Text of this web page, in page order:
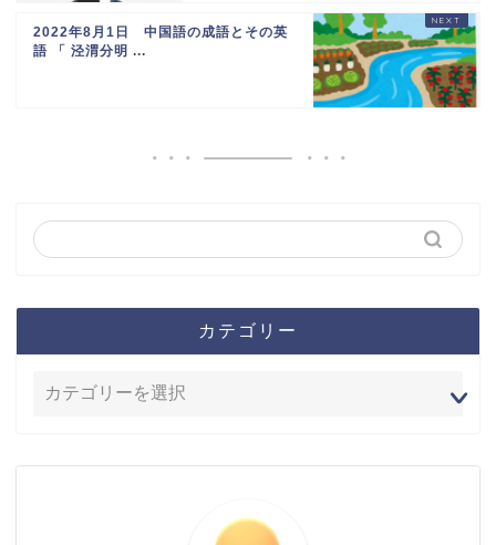
2022年8月1日 中国語の成語とその英
語 「 泾渭分明 ...
カテゴリー